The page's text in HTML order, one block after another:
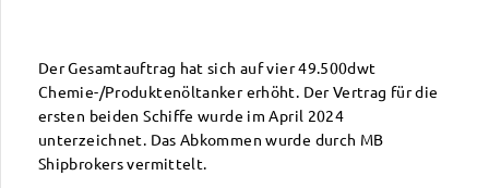
Der Gesamtauftrag hat sich auf vier 49.500dwt
Chemie-/Produktenöltanker erhöht. Der Vertrag für die
ersten beiden Schiffe wurde im April 2024
unterzeichnet. Das Abkommen wurde durch MB
Shipbrokers vermittelt.